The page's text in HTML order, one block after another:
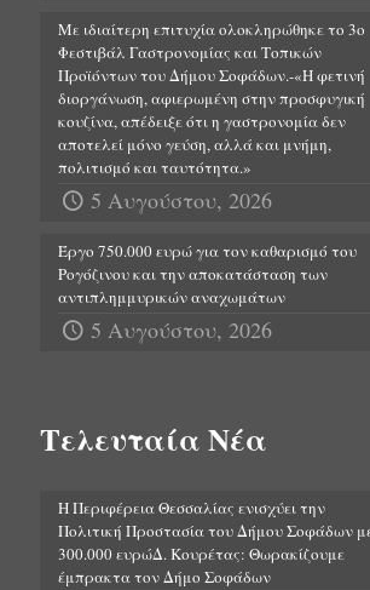
Με ιδιαίτερη επιτυχία ολοκληρώθηκε το 3ο
Φεστιβάλ Γαστρονομίας και Τοπικών
Προϊόντων του Δήμου Σοφάδων.-«Η φετινή
διοργάνωση, αφιερωμένη στην προσφυγική
κουζίνα, απέδειξε ότι η γαστρονομία δεν
αποτελεί μόνο γεύση, αλλά και μνήμη,
πολιτισμό και ταυτότητα.»
5 Αυγούστου, 2026
Έργο 750.000 ευρώ για τον καθαρισμό του
Ρογόζινου και την αποκατάσταση των
αντιπλημμυρικών αναχωμάτων
5 Αυγούστου, 2026
Τελευταία Νέα
Η Περιφέρεια Θεσσαλίας ενισχύει την
Πολιτική Προστασία του Δήμου Σοφάδων
300.000 ευρώΔ. Κουρέτας: Θωρακίζουμε
έμπρακτα τον Δήμο Σοφάδων